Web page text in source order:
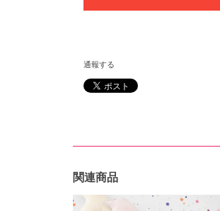
通報する
関連商品